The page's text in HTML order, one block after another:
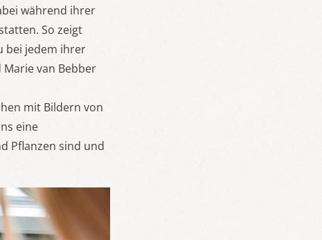
während ihrer
So zeigt
bei jedem ihrer
van Bebber
mit Bildern von
eine
Pflanzen sind und